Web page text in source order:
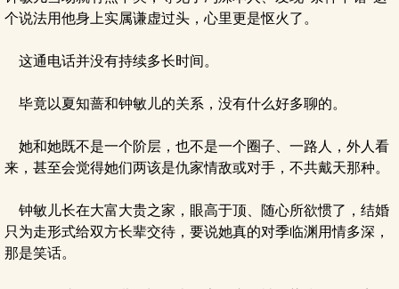
个说法用他身上实属谦虚过头，心里更是怄火了。
这通电话并没有持续多长时间。
毕竟以夏知蔷和钟敏儿的关系，没有什么好多聊的。
她和她既不是一个阶层，也不是一个圈子、一路人，外人看
来，甚至会觉得她们两该是仇家情敌或对手，不共戴天那种。
钟敏儿长在大富大贵之家，眼高于顶、随心所欲惯了，结婚
只为走形式给双方长辈交待，要说她真的对季临渊用情多深，
那是笑话。